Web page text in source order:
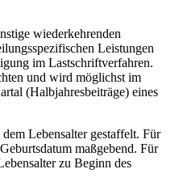
wiederkehrenden
Leistungen
im Lastschriftverfahren.
und wird möglichst im
(Halbjahresbeiträge) eines
Lebensalter gestaffelt. Für
maßgebend. Für
zu Beginn des